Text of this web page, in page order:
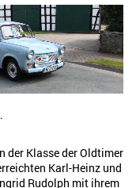
der Klasse der Oldtimer
Karl-Heinz und
Rudolph mit ihrem